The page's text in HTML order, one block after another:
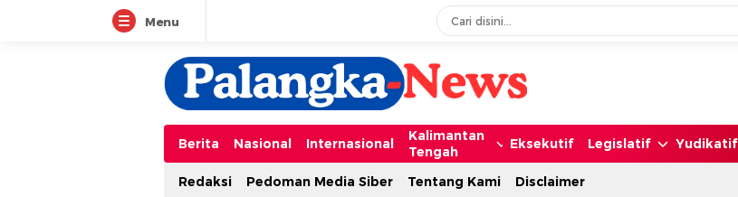
Menu
Berita Nasional Internasional
Kalimantan
Tengah
Eksekutif Legislatif Yudikatif
Redaksi
Pedoman Media Siber Tentang Kami Disclaimer